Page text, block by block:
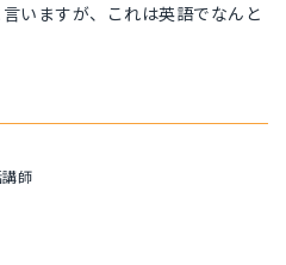
いますが、これは英語でなんと
師